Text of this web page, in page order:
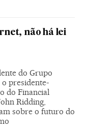
não há lei
do Grupo
o presidente-
do Financial
Ridding,
sobre o futuro do